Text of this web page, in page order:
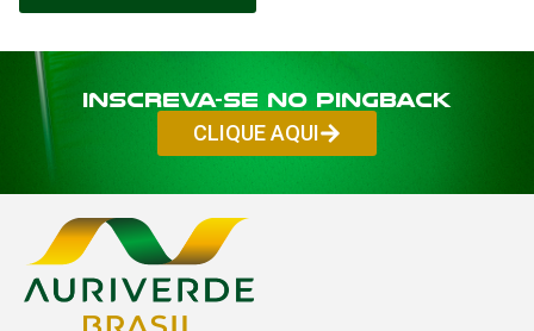
Inscreva-se no PINGBACK
CLIQUE AQUI